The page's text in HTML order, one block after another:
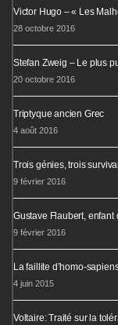
Victor Hugo – « Les
28 octobre 2016
Stefan Zweig – Le plus
20 octobre 2016
Triptyque ancien Grec
4 août 2016
Trois génies, trois
9 février 2016
Gustave Flaubert, enfant
9 février 2016
La faillite d’homo-
4 juin 2015
Voltaire: Traité sur la